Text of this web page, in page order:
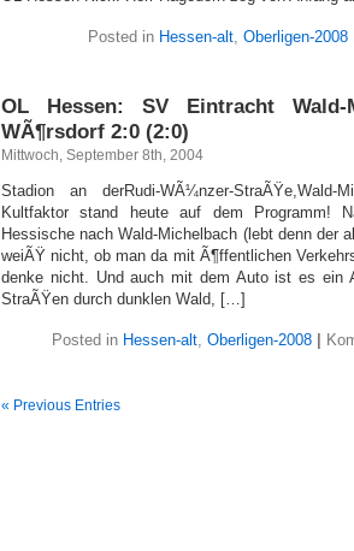
Posted in Hessen-alt, Oberligen-2008
OL Hessen: SV Eintracht Wald-
WÃ¶rsdorf 2:0 (2:0)
Mittwoch, September 8th, 2004
Stadion an derRudi-WÃ¼nzer-
Kultfaktor stand heute auf dem Programm!
Hessische nach Wald-Michelbach (lebt denn der
weiÃŸ nicht, ob man da mit Ã¶ffentlichen
denke nicht. Und auch mit dem Auto ist es ein
StraÃŸen durch dunklen Wald, […]
Posted in Hessen-alt, Oberligen-2008
« Previous Entries